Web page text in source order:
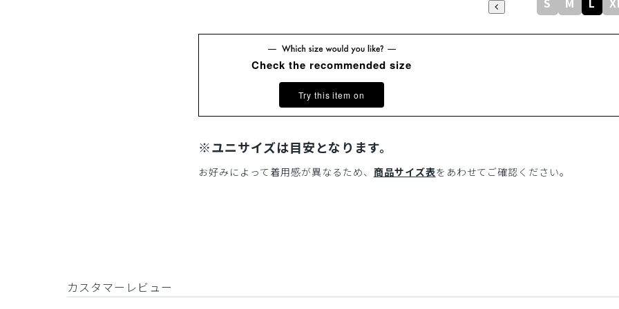
Check the recommended size
Try this item on
※ユニサイズは目安となります。
お好みによって着用感が異なるため、 商品サイズ表をあわせてご確認ください。
カスタマーレビュー